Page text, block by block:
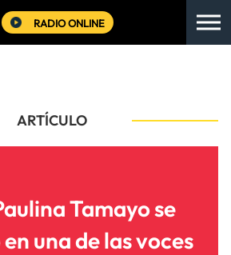
RADIO ONLINE
ARTÍCULO
Tamayo se
una de las voces